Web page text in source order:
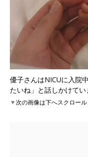
優子さんはNICUに入院
たいね」と話しかけてい
▼次の画像は下へスクロー